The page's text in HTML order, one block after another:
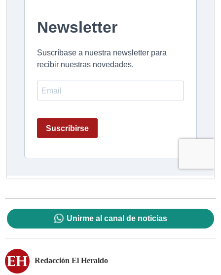
Unirme al canal de noticias
Redacción El Heraldo